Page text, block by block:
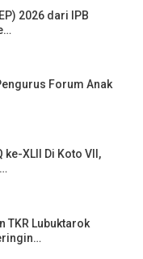
2026 dari IPB
Forum Anak
ke-XLII Di Koto VII,
TKR Lubuktarok